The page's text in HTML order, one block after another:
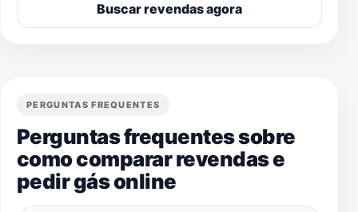
Buscar revendas agora
PERGUNTAS FREQUENTES
Perguntas frequentes sobre
como comparar revendas e
pedir gás online